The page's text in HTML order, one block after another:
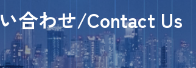
合わせ/Contact Us